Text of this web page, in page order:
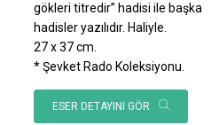
gökleri titredir” hadisi ile başka
hadisler yazılıdır. Haliyle.
27 x 37 cm.
* Şevket Rado Koleksiyonu.
ESER DETAYINI GÖR